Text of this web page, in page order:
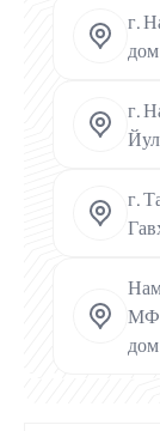
г.
г.
г.